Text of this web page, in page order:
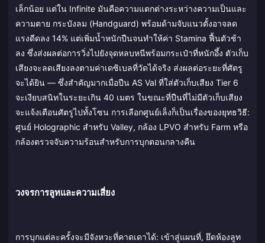
เล็กน้อย แต่ใน Infinite มันคือความแตกต่างระหว่างความเป็นและ
ความตาย กระบังลม (Handguard) พร้อมด้ามจับแนวตั้งอาจลด
แรงดีดลง 14% แต่เพิ่มน้ำหนักปืนจนทำให้ค่า Stamina ฟื้นตัวช้า
ลง ซึ่งส่งผลต่อการวิ่งไปยังจุดหลบหนีพร้อมกระเป๋าที่หนักอึ้ง ตัวเก็บ
เสียงจะลดเสียงลงตามค่าเดซิเบลที่วัดได้จริง ส่งผลต่อระยะที่ศัตรู
จะได้ยิน — ซึ่งสำคัญมากเมื่อปืน AS Val ที่ใส่ตัวเก็บเสียง Tier 6
จะเงียบสนิทในระยะเกิน 40 เมตร ในขณะที่ปืนที่ไม่มีตัวเก็บเสียง
จะแจ้งเตือนศัตรูไปทั้งโซน การเลือกศูนย์เล็งก็เป็นเรื่องของยุทธวิธี:
ศูนย์ Holographic สำหรับ Valley, กล้อง LPVO สำหรับ Farm หรือ
กล้องตรวจจับความร้อนสำหรับการบุกตอนกลางคืน
วงจรการลูทและความเสี่ยง
การบุกแต่ละครั้งจะมีจังหวะที่คาดเดาได้: เข้าสู่แผนที่, ยึดห้องลูท